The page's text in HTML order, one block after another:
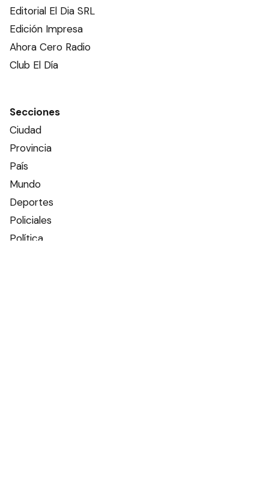
Editorial El Dia SRL
Edición Impresa
Ahora Cero Radio
Club El Día
Secciones
Ciudad
Provincia
País
Mundo
Deportes
Policiales
Política